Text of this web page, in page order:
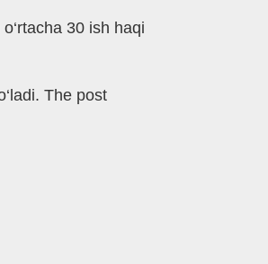
30 ish haqi
The post